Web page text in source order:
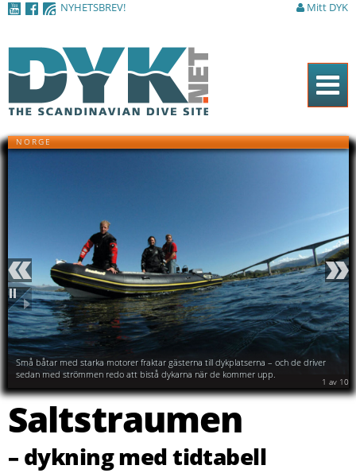
NYHETSBREV! Mitt DYK
Hem
Tidningen
DYK Guiden
Shop
Kontakt
Sök
NORGE
Små båtar med starka motorer fraktar gästerna till dykplatserna – och de driver
sedan med strömmen redo att bistå dykarna när de kommer upp.
Även i Nordnorge kan
man behöva kyla ned sig
under sommaren. Här är
det Siri Posti Thorsen som
tar sig ett dopp efter att
ha dykt i Tunellen i
Saltstraumen.
Föregående
Pausa
Nästa
2 av 10
Saltstraumen
– dykning med tidtabell